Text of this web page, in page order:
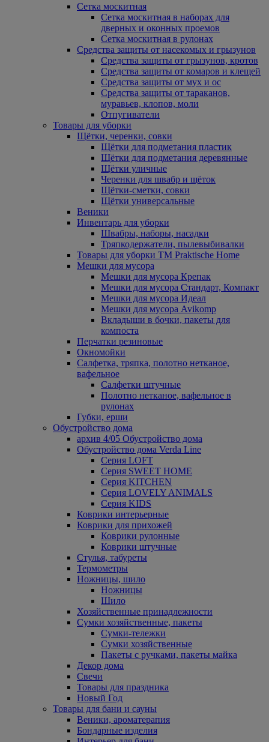
Сетка москитная
Сетка москитная в наборах для
дверных и оконных проемов
Сетка москитная в рулонах
Средства защиты от насекомых и грызунов
Средства защиты от грызунов, кротов
Средства защиты от комаров и клещей
Средства защиты от мух и ос
Средства защиты от тараканов,
муравьев, клопов, моли
Отпугиватели
Товары для уборки
Щётки, черенки, совки
Щётки для подметания пластик
Щётки для подметания деревянные
Щётки уличные
Черенки для швабр и щёток
Щётки-сметки, совки
Щётки универсальные
Веники
Инвентарь для уборки
Швабры, наборы, насадки
Тряпкодержатели, пылевыбивалки
Товары для уборки ТМ Praktische Home
Мешки для мусора
Мешки для мусора Крепак
Мешки для мусора Стандарт, Компакт
Мешки для мусора Идеал
Мешки для мусора Avikomp
Вкладыши в бочки, пакеты для
компоста
Перчатки резиновые
Окномойки
Салфетка, тряпка, полотно нетканое,
вафельное
Салфетки штучные
Полотно нетканое, вафельное в
рулонах
Губки, ерши
Обустройство дома
архив 4/05 Обустройство дома
Обустройство дома Verda Line
Серия LOFT
Серия SWEET HOME
Серия KITCHEN
Серия LOVELY ANIMALS
Серия KIDS
Коврики интерьерные
Коврики для прихожей
Коврики рулонные
Коврики штучные
Стулья, табуреты
Термометры
Ножницы, шило
Ножницы
Шило
Хозяйственные принадлежности
Сумки хозяйственные, пакеты
Сумки-тележки
Сумки хозяйственные
Пакеты с ручками, пакеты майка
Декор дома
Свечи
Товары для праздника
Новый Год
Товары для бани и сауны
Веники, ароматерапия
Бондарные изделия